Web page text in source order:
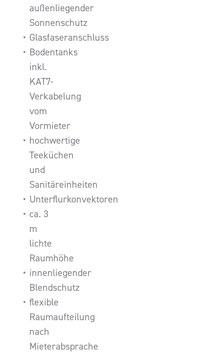
außenliegender
Sonnenschutz
Glasfaseranschluss
Bodentanks
inkl.
KAT7-
Verkabelung
vom
Vormieter
hochwertige
Teeküchen
und
Sanitäreinheiten
Unterflurkonvektoren
ca. 3
m
lichte
Raumhöhe
innenliegender
Blendschutz
flexible
Raumaufteilung
nach
Mieterabsprache